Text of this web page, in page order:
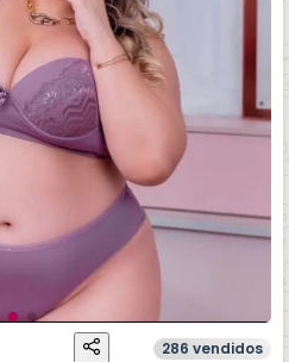
286 vendidos